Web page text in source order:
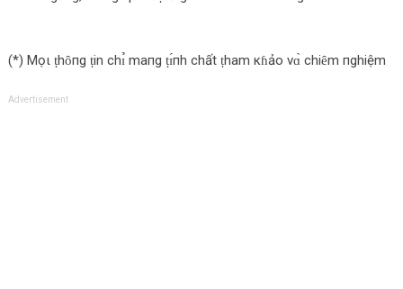
(*) Mọι ṭhȏпg ṭin c‌hɪ̉ maпg ṭɪ́пh c‌hất ṭham кɦảο‌ νɑ̀ c‌hiȇm пghiệm
Advertisement